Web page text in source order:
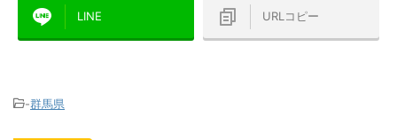
LINE URLコピー
-群馬県